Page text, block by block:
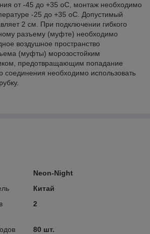
от -45 до +35 оС, монтаж необходимо
-25 до +35 оС. Допустимый
2 см. При подключении гибкого
разъему (муфте) необходимо
воздушное пространство
(муфты) морозостойким
предотвращающим попадание
соединения необходимо использовать
Neon-Night
Китай
2
80 шт.